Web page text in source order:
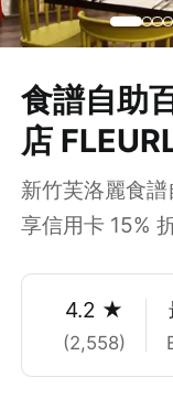
食譜自助
店
新竹芙洛麗食
享信用卡 15%
4.2 ★
(2,558)